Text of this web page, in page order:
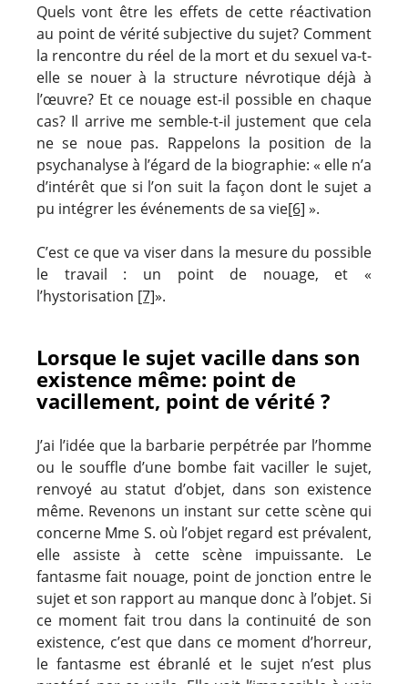
Quels vont être les effets de cette réactivation
au point de vérité subjective du sujet? Comment
la rencontre du réel de la mort et du sexuel va-t-
elle se nouer à la structure névrotique déjà à
l’œuvre? Et ce nouage est-il possible en chaque
cas? Il arrive me semble-t-il justement que cela
ne se noue pas. Rappelons la position de la
psychanalyse à l’égard de la biographie: « elle n’a
d’intérêt que si l’on suit la façon dont le sujet a
pu intégrer les événements de sa vie[6] ».
C’est ce que va viser dans la mesure du possible
le travail : un point de nouage, et «
l’hystorisation [7]».
Lorsque le sujet vacille dans son
existence même: point de
vacillement, point de vérité ?
J’ai l’idée que la barbarie perpétrée par l’homme
ou le souffle d’une bombe fait vaciller le sujet,
renvoyé au statut d’objet, dans son existence
même. Revenons un instant sur cette scène qui
concerne Mme S. où l’objet regard est prévalent,
elle assiste à cette scène impuissante. Le
fantasme fait nouage, point de jonction entre le
sujet et son rapport au manque donc à l’objet. Si
ce moment fait trou dans la continuité de son
existence, c’est que dans ce moment d’horreur,
le fantasme est ébranlé et le sujet n’est plus